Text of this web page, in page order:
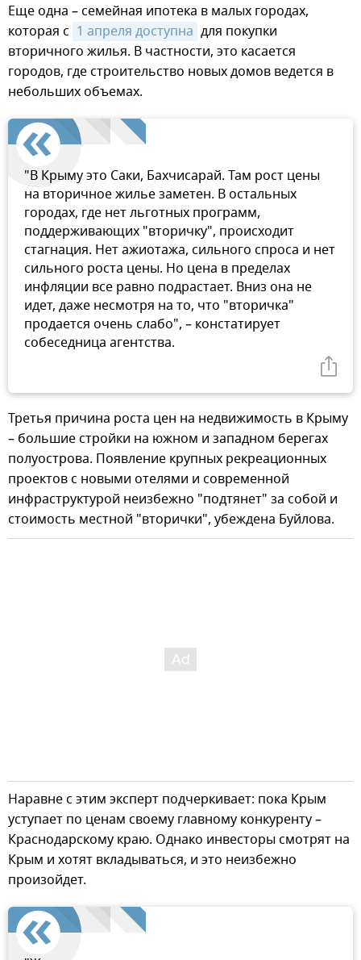
Еще одна – семейная ипотека в малых городах,
которая с 1 апреля доступна для покупки
вторичного жилья. В частности, это касается
городов, где строительство новых домов ведется в
небольших объемах.
"В Крыму это Саки, Бахчисарай. Там рост цены
на вторичное жилье заметен. В остальных
городах, где нет льготных программ,
поддерживающих "вторичку", происходит
стагнация. Нет ажиотажа, сильного спроса и нет
сильного роста цены. Но цена в пределах
инфляции все равно подрастает. Вниз она не
идет, даже несмотря на то, что "вторичка"
продается очень слабо", – констатирует
собеседница агентства.
Третья причина роста цен на недвижимость в Крыму
– большие стройки на южном и западном берегах
полуострова. Появление крупных рекреационных
проектов с новыми отелями и современной
инфраструктурой неизбежно "подтянет" за собой и
стоимость местной "вторички", убеждена Буйлова.
Наравне с этим эксперт подчеркивает: пока Крым
уступает по ценам своему главному конкуренту –
Краснодарскому краю. Однако инвесторы смотрят на
Крым и хотят вкладываться, и это неизбежно
произойдет.